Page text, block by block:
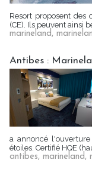
Resort proposent des
(CE). Ils peuvent ainsi
marineland,
Antibes :
a annoncé
étoiles. Certifié HQE
antibes, marineland,